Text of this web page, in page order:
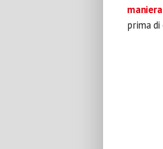
prima di